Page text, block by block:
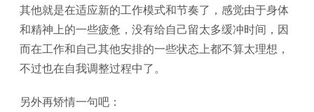
其他就是在适应新的工作模式和节奏了，感觉由于身体
和精神上的一些疲惫，没有给自己留太多缓冲时间，因
而在工作和自己其他安排的一些状态上都不算太理想，
不过也在自我调整过程中了。
另外再矫情一句吧：